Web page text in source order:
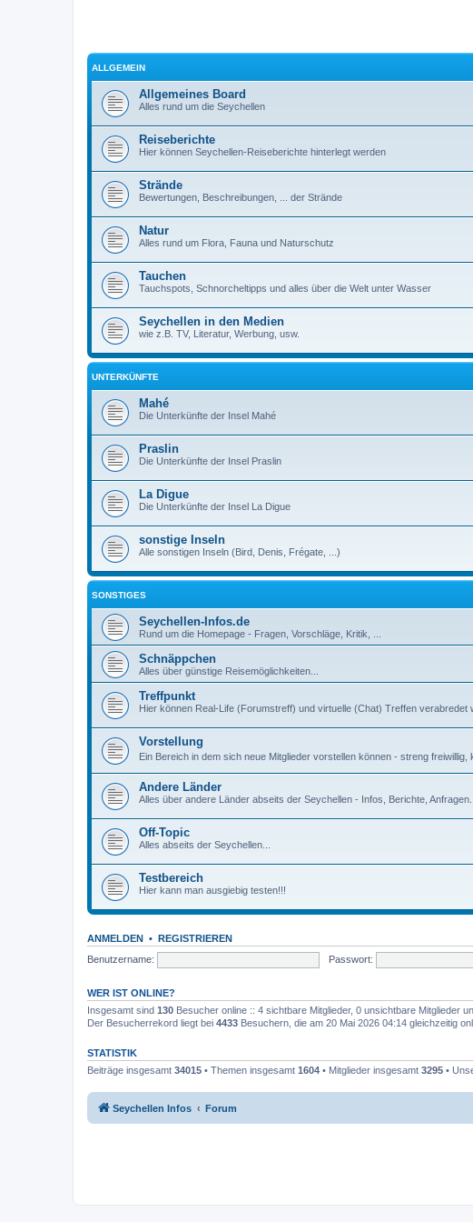
ALLGEMEIN
Allgemeines Board
Alles rund um die Seychellen
Reiseberichte
Hier können Seychellen-Reiseberichte hinterlegt werden
Strände
Bewertungen, Beschreibungen, ... der Strände
Natur
Alles rund um Flora, Fauna und Naturschutz
Tauchen
Tauchspots, Schnorcheltipps und alles über die Welt unter Wasser
Seychellen in den Medien
wie z.B. TV, Literatur, Werbung, usw.
UNTERKÜNFTE
Mahé
Die Unterkünfte der Insel Mahé
Praslin
Die Unterkünfte der Insel Praslin
La Digue
Die Unterkünfte der Insel La Digue
sonstige Inseln
Alle sonstigen Inseln (Bird, Denis, Frégate, ...)
SONSTIGES
Seychellen-Infos.de
Rund um die Homepage - Fragen, Vorschläge, Kritik, ...
Schnäppchen
Alles über günstige Reisemöglichkeiten...
Treffpunkt
Hier können Real-Life (Forumstreff) und virtuelle (Chat) Treffen verabredet
Vorstellung
Ein Bereich in dem sich neue Mitglieder vorstellen können - streng freiwillig,
Andere Länder
Alles über andere Länder abseits der Seychellen - Infos, Berichte, Anfragen...
Off-Topic
Alles abseits der Seychellen...
Testbereich
Hier kann man ausgiebig testen!!!
ANMELDEN • REGISTRIEREN
Benutzername:
Passwort:
WER IST ONLINE?
Insgesamt sind 130 Besucher online :: 4 sichtbare Mitglieder, 0 unsichtbare Mitglieder
Der Besucherrekord liegt bei 4433 Besuchern, die am 20 Mai 2026 04:14 gleichzeitig
STATISTIK
Beiträge insgesamt 34015 • Themen insgesamt 1604 • Mitglieder insgesamt 3295 •
Seychellen Infos Forum